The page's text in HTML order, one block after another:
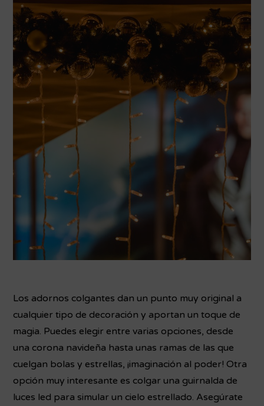
Los adornos colgantes dan un punto muy original a
cualquier tipo de decoración y aportan un toque de
magia. Puedes elegir entre varias opciones, desde
una corona navideña hasta unas ramas de las que
cuelgan bolas y estrellas, ¡imaginación al poder! Otra
opción muy interesante es colgar una guirnalda de
luces led para simular un cielo estrellado. Asegúrate